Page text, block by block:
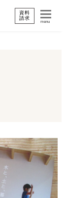
資料
請求
menu